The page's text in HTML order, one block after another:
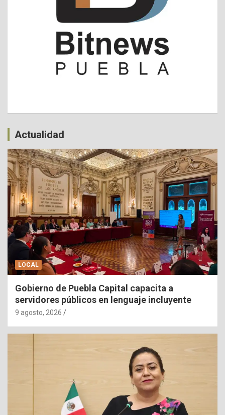
Actualidad
LOCAL
Gobierno de Puebla Capital capacita a
servidores públicos en lenguaje incluyente
9 agosto, 2026